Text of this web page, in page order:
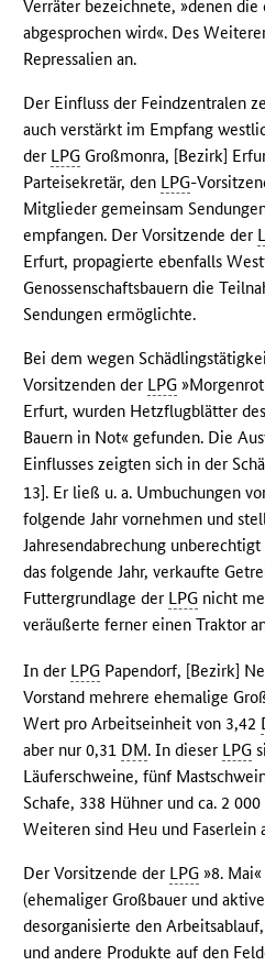
Verräter bezeichnete, »denen die
abgesprochen wird«. Des
Repressalien an.
Der Einfluss der Feindzentralen
auch verstärkt im Empfang
der LPG Großmonra, [Bezirk]
Parteisekretär, den LPG-
Mitglieder gemeinsam
empfangen. Der Vorsitzende der
Erfurt, propagierte ebenfalls
Genossenschaftsbauern die
Sendungen ermöglichte.
Bei dem wegen
Vorsitzenden der LPG
Erfurt, wurden Hetzflugblätter
Bauern in Not« gefunden. Die
Einflusses zeigten sich in der
13]. Er ließ u. a. Umbuchungen
folgende Jahr vornehmen und
Jahresendabrechung
das folgende Jahr, verkaufte
Futtergrundlage der LPG nicht
veräußerte ferner einen Traktor
In der LPG Papendorf, [Bezirk]
Vorstand mehrere ehemalige
Wert pro Arbeitseinheit von 3,42
aber nur 0,31 DM. In dieser LPG
Läuferschweine, fünf
Schafe, 338 Hühner und ca. 2
Weiteren sind Heu und Faserlein
Der Vorsitzende der LPG »8.
(ehemaliger Großbauer und
desorganisierte den
und andere Produkte auf den